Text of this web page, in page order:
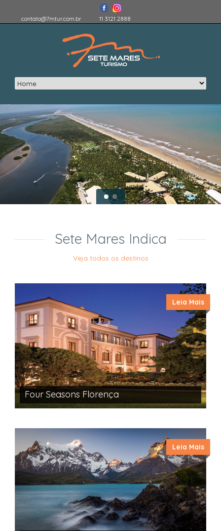
contato@7mtur.com.br 11 3121 2888
Sete Mares Indica
Veja todos os destinos
Leia Mais
Four Seasons Florença
Leia Mais